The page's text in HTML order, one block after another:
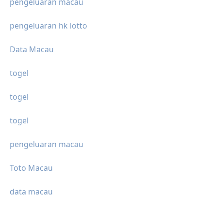
pengeluaran hk lotto
Data Macau
togel
togel
togel
pengeluaran macau
Toto Macau
data macau